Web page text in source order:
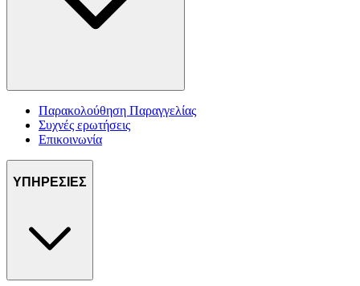
Παρακολούθηση Παραγγελίας
Συχνές ερωτήσεις
Επικοινωνία
ΥΠΗΡΕΣΙΕΣ